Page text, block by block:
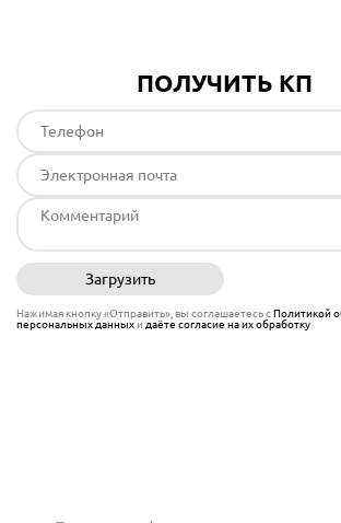
ПОЛУЧИТЬ КП
Загрузить
Нажимая кнопку «Отправить», вы соглашаетесь сПолитикой
персональных данныхи даёте согласие на их обработку